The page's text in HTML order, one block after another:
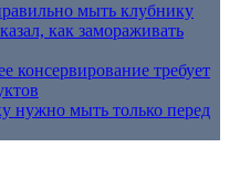
мыть клубнику
как замораживать
консервирование требует
нужно мыть только перед